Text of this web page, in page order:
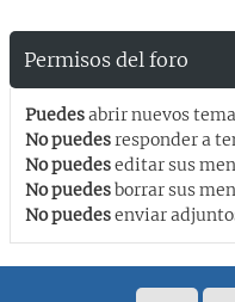
Permisos del foro
Puedesabrir nuevos
No puedesresponder a
No puedeseditar sus
No puedesborrar sus
No puedesenviar